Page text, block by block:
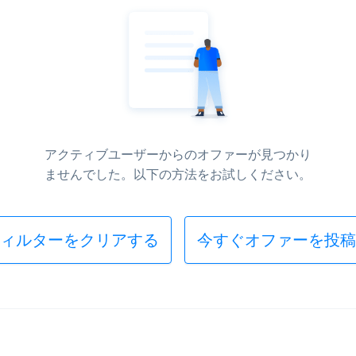
アクティブユーザーからのオファーが見つかり
ませんでした。以下の方法をお試しください。
ルターをクリアする 今すぐオファーを投